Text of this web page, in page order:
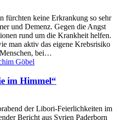
fürchten keine Erkrankung so sehr
und Demenz. Gegen die Angst
rund um die Krankheit helfen.
man aktiv das eigene Krebsrisiko
bei…
im Himmel“
der Libori-Feierlichkeiten im
Bericht aus Syrien Paderborn